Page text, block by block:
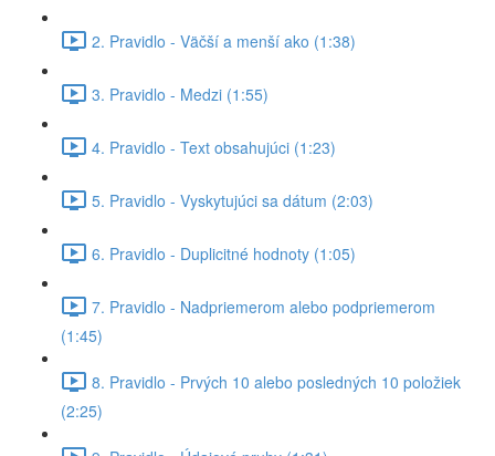
2. Pravidlo - Väčší a menší ako (1:38)
3. Pravidlo - Medzi (1:55)
4. Pravidlo - Text obsahujúci (1:23)
5. Pravidlo - Vyskytujúci sa dátum (2:03)
6. Pravidlo - Duplicitné hodnoty (1:05)
7. Pravidlo - Nadpriemerom alebo podpriemerom
(1:45)
8. Pravidlo - Prvých 10 alebo posledných 10 položiek
(2:25)